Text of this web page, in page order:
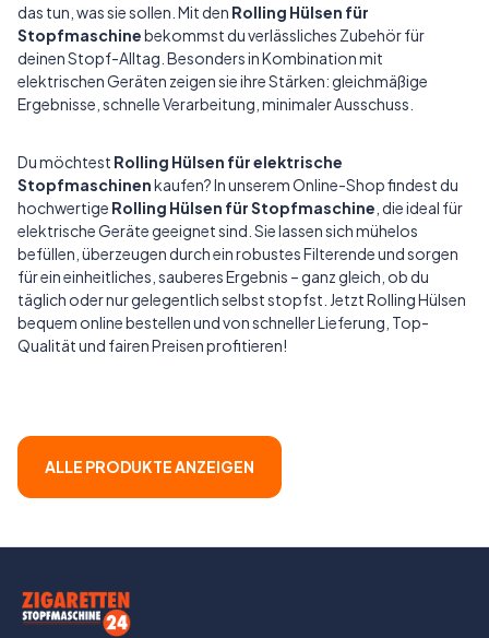
das tun, was sie sollen. Mit den Rolling Hülsen für
Stopfmaschinebekommst du verlässliches Zubehör für
deinen Stopf-Alltag. Besonders in Kombination mit
elektrischen Geräten zeigen sie ihre Stärken: gleichmäßige
Ergebnisse, schnelle Verarbeitung, minimaler Ausschuss.
Du möchtest Rolling Hülsen für elektrische
Stopfmaschinenkaufen? In unserem Online-Shop findest du
hochwertige Rolling Hülsen für Stopfmaschine , die ideal für
elektrische Geräte geeignet sind. Sie lassen sich mühelos
befüllen, überzeugen durch ein robustes Filterende und sorgen
für ein einheitliches, sauberes Ergebnis – ganz gleich, ob du
täglich oder nur gelegentlich selbst stopfst. Jetzt Rolling Hülsen
bequem online bestellen und von schneller Lieferung, Top-
Qualität und fairen Preisen profitieren!
ALLE PRODUKTE ANZEIGEN